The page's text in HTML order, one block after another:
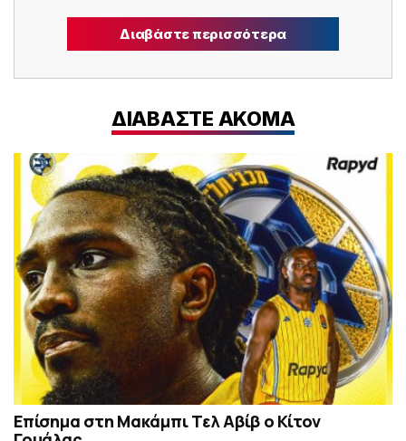
Διαβάστε περισσότερα
ΔΙΑΒΑΣΤΕ ΑΚΟΜΑ
Επίσημα στη Μακάμπι Τελ Αβίβ ο Κίτον